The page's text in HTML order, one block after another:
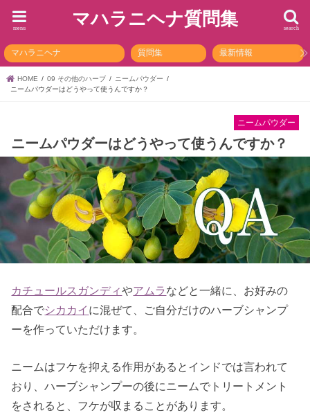
マハラニヘナ質問集 search
menu
マハラニヘナ 質問集 最新情報
HOME 09 その他のハーブ
ニームパウダー
ニームパウダーはどうやって使うんですか？
ニームパウダー
ニームパウダーはどうやって使うんですか？
カチュールスガンディやアムラなどと一緒に、お好みの
配合でシカカイ に混ぜて、ご自分だけのハーブシャンプ
ーを作っていただけます。
ニームはフケを抑える作用があるとインドでは言われて
おり、ハーブシャンプーの後にニームでトリートメント
をされると、フケが収まることがあります。